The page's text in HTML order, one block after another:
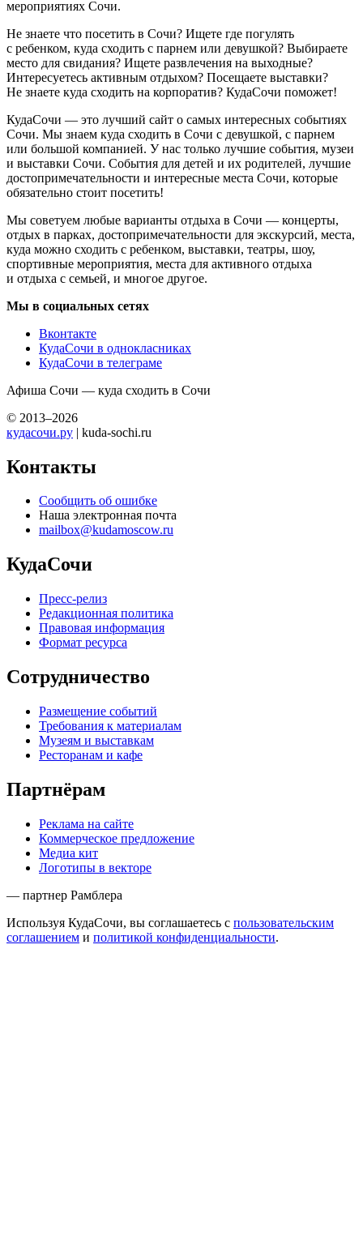
мероприятиях Сочи.
Не знаете что посетить в Сочи? Ищете где погулять
с ребенком, куда сходить с парнем или девушкой? Выбираете
место для свидания? Ищете развлечения на выходные?
Интересуетесь активным отдыхом? Посещаете выставки?
Не знаете куда сходить на корпоратив? КудаСочи поможет!
КудаСочи — это лучший сайт о самых интересных событиях
Сочи. Мы знаем куда сходить в Сочи с девушкой, с парнем
или большой компанией. У нас только лучшие события, музеи
и выставки Сочи. События для детей и их родителей, лучшие
достопримечательности и интересные места Сочи, которые
обязательно стоит посетить!
Мы советуем любые варианты отдыха в Сочи — концерты,
отдых в парках, достопримечательности для экскурсий, места,
куда можно сходить с ребенком, выставки, театры, шоу,
спортивные мероприятия, места для активного отдыха
и отдыха с семьей, и многое другое.
Мы в социальных сетях
Вконтакте
КудаСочи в однокласниках
КудаСочи в телеграме
Афиша Сочи — куда сходить в Сочи
© 2013–2026
кудасочи.ру | kuda-sochi.ru
Контакты
Сообщить об ошибке
Наша электронная почта
mailbox@kudamoscow.ru
КудаСочи
Пресс-релиз
Редакционная политика
Правовая информация
Формат ресурса
Сотрудничество
Размещение событий
Требования к материалам
Музеям и выставкам
Ресторанам и кафе
Партнёрам
Реклама на сайте
Коммерческое предложение
Медиа кит
Логотипы в векторе
— партнер Рамблера
Используя КудаСочи, вы соглашаетесь с пользовательским
соглашением и политикой конфиденциальности.